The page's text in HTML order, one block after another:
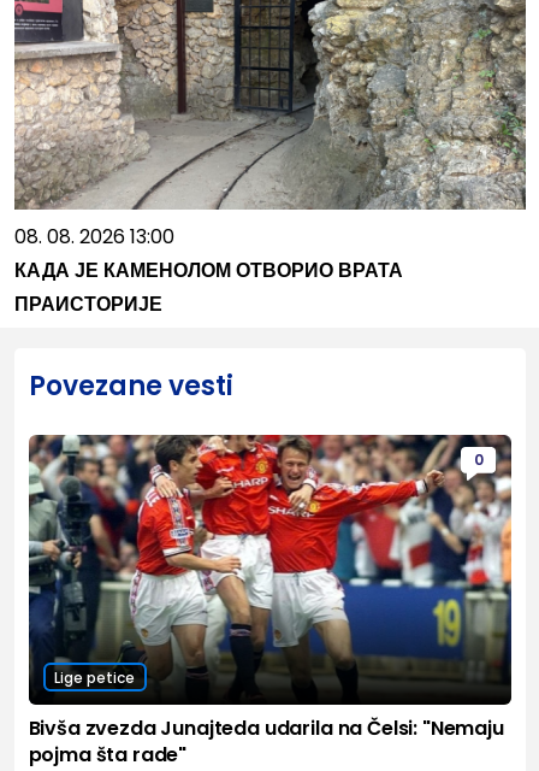
08. 08. 2026 13:00
КАДА ЈЕ КАМЕНОЛОМ ОТВОРИО ВРАТА
ПРАИСТОРИЈЕ
Povezane vesti
0
Lige petice
Bivša zvezda Junajteda udarila na Čelsi: "Nemaju
pojma šta rade"